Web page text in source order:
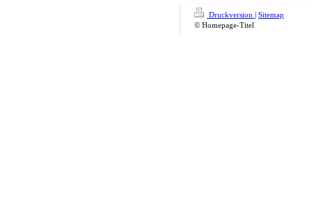
Druckversion | Sitemap
© Homepage-Titel